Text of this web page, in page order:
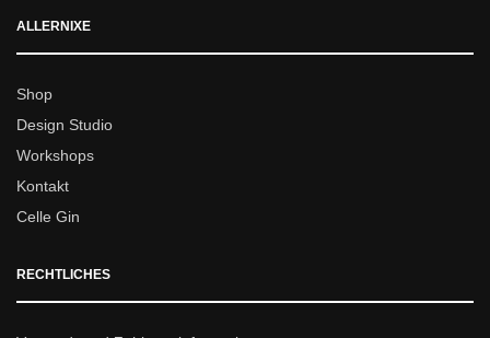
ALLERNIXE
Shop
Design Studio
Workshops
Kontakt
Celle Gin
RECHTLICHES